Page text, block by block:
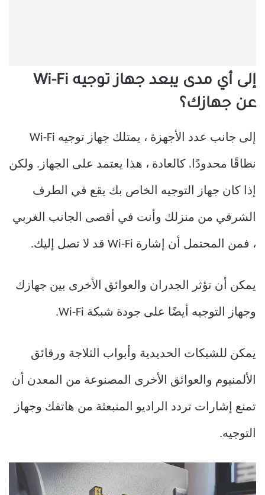
إلى أي مدى يبعد جهاز توجيه Wi-Fi
عن جهازك؟
إلى جانب عدد الأجهزة ، يمتلك جهاز توجيه Wi-Fi
نطاقًا محدودًا. كالعادة ، هذا يعتمد على الجهاز. ولكن
إذا كان جهاز التوجيه الخاص بك يقع في الطرف
الشرقي من منزلك وأنت في أقصى الجانب الغربي
، فمن المحتمل أن إشارة Wi-Fi قد لا تصل إليك.
يمكن أن تؤثر الجدران والعوائق الأخرى بين جهازك
وجهاز التوجيه أيضًا على جودة شبكة Wi-Fi.
يمكن للشبكات الحديدية وأبواب الثلاجة ورقائق
الألمنيوم والعوائق الأخرى المصنوعة من المعدن أن
تمنع إشارات تردد الراديو المنبعثة من هاتفك وجهاز
التوجيه.